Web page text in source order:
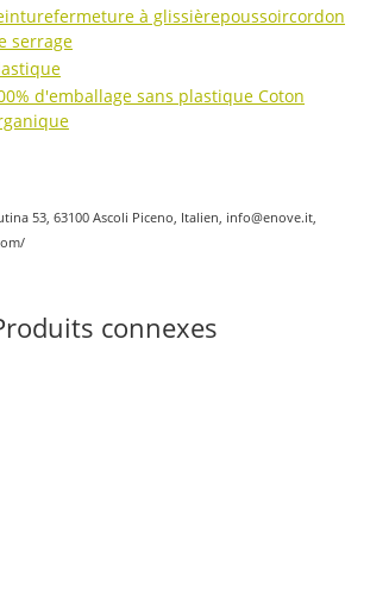
fermeture à glissièrepoussoircordon
serrage
d'emballage sans plastique Coton
53, 63100 Ascoli Piceno, Italien, info@enove.it,
connexes